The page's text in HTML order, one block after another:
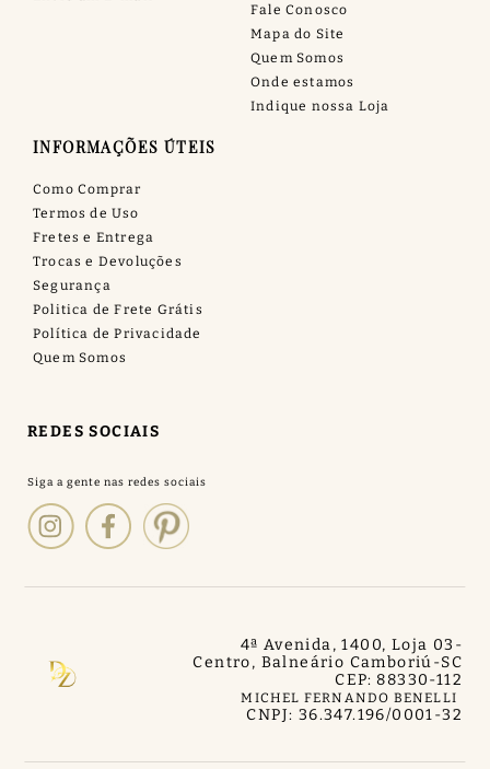
Fale Conosco
Mapa do Site
Quem Somos
Onde estamos
Indique nossa Loja
INFORMAÇÕES ÚTEIS
Como Comprar
Termos de Uso
Fretes e Entrega
Trocas e Devoluções
Segurança
Politica de Frete Grátis
Política de Privacidade
Quem Somos
REDES SOCIAIS
MICHEL FERNANDO BENELLI
4ª Avenida, 1400, Loja 03 -
Centro, Balneário Camboriú-SC
CEP: 88330-112
CNPJ: 36.347.196/0001-32